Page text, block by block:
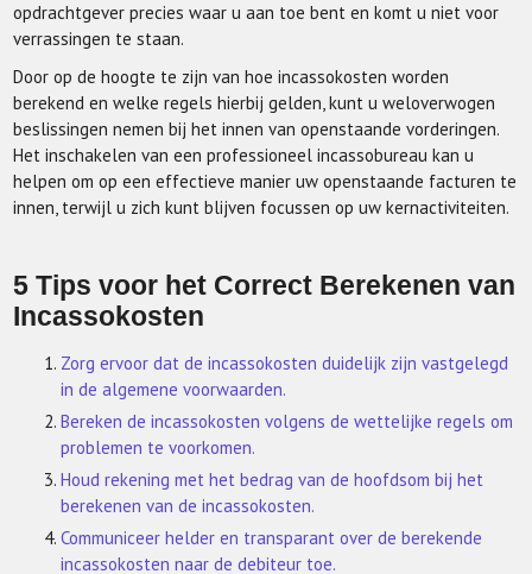
opdrachtgever precies waar u aan toe bent en komt u niet voor
verrassingen te staan.
Door op de hoogte te zijn van hoe incassokosten worden
berekend en welke regels hierbij gelden, kunt u weloverwogen
beslissingen nemen bij het innen van openstaande vorderingen.
Het inschakelen van een professioneel incassobureau kan u
helpen om op een effectieve manier uw openstaande facturen te
innen, terwijl u zich kunt blijven focussen op uw kernactiviteiten.
5 Tips voor het Correct Berekenen van
Incassokosten
Zorg ervoor dat de incassokosten duidelijk zijn vastgelegd
in de algemene voorwaarden.
Bereken de incassokosten volgens de wettelijke regels om
problemen te voorkomen.
Houd rekening met het bedrag van de hoofdsom bij het
berekenen van de incassokosten.
Communiceer helder en transparant over de berekende
incassokosten naar de debiteur toe.